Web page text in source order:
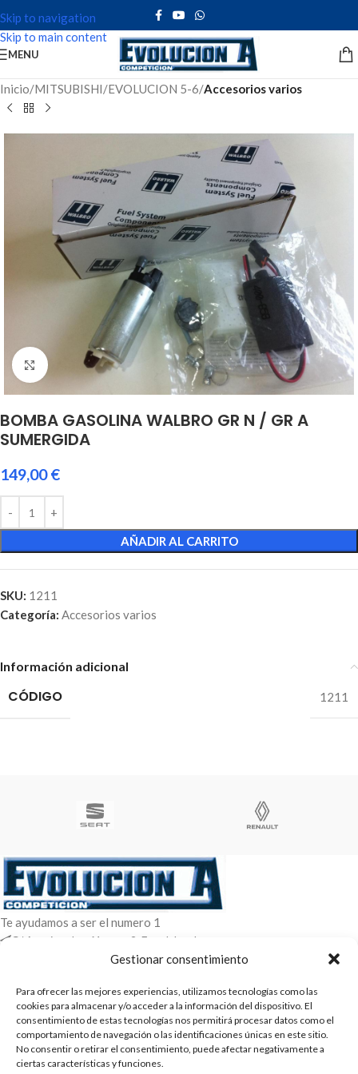
Gestionar consentimiento
Para ofrecer las mejores experiencias, utilizamos tecnologías como las
cookies para almacenar y/o acceder a la información del dispositivo. El
consentimiento de estas tecnologías nos permitirá procesar datos como el
comportamiento de navegación o las identificaciones únicas en este sitio.
No consentir o retirar el consentimiento, puede afectar negativamente a
ciertas características y funciones.
Skip to navigation
Skip to main content
MENU
Inicio MITSUBISHI EVOLUCION 5-6 Accesorios varios
Click to enlarge
BOMBA GASOLINA WALBRO GR N / GR A
SUMERGIDA
149,00€
AÑADIR AL CARRITO
SKU: 1211
Categoría: Accesorios varios
Información adicional
CÓDIGO 1211
Te ayudamos a ser el numero 1
C/ Arquimedes 61 nave 2. Fuenlabrada
WhatsApp +34 670604426
ENTRADAS RECIENTES
POLÍTICAS